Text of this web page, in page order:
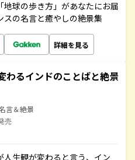
球の歩き方」があなたにお届
スの名言と癒やしの絶景集
詳細を見る
わるインドのことばと絶景
言＆絶景
売
生観が変わると言う、イン